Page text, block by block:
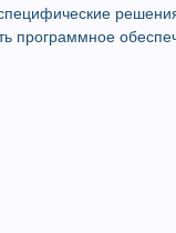
решения
программное